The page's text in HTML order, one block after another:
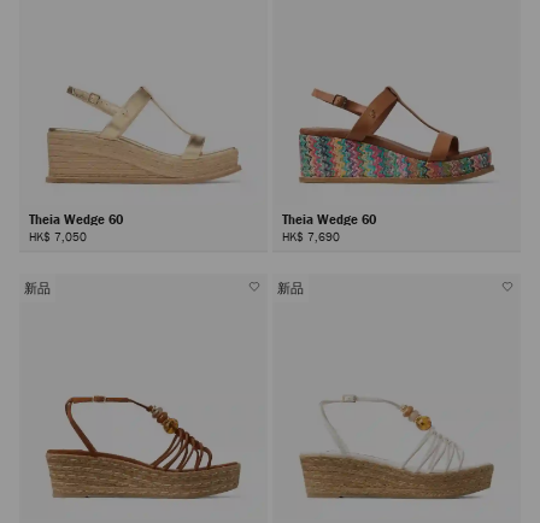
Theia Wedge 60
HK$ 7,050
Theia Wedge 60
HK$ 7,690
新品 新品